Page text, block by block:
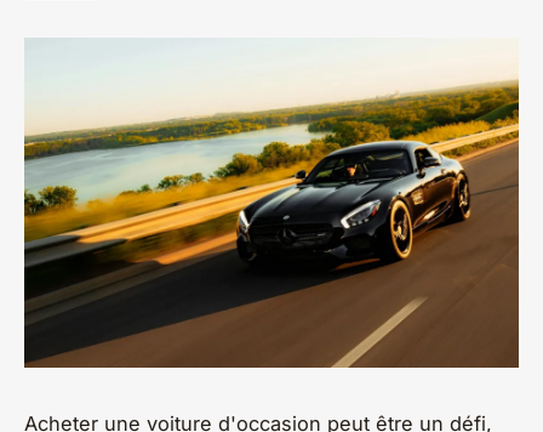
Acheter une voiture d'occasion peut être un défi,